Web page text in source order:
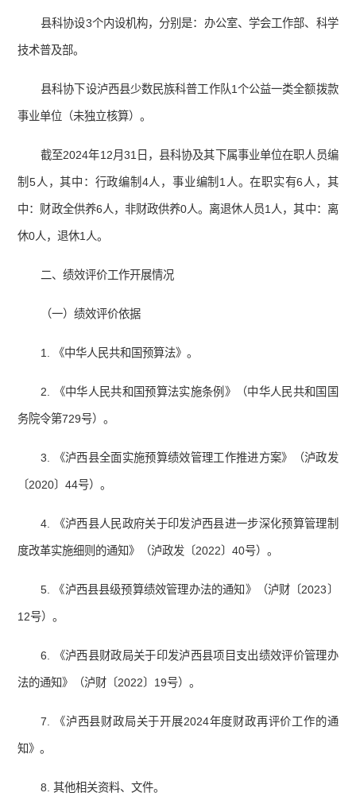
县科协设3个内设机构，分别是：办公室、学会工作部、科学
技术普及部。
县科协下设泸西县少数民族科普工作队1个公益一类全额拨款
事业单位（未独立核算）。
截至2024年12月31日，县科协及其下属事业单位在职人员编
制5人，其中：行政编制4人，事业编制1人。在职实有6人，其
中：财政全供养6人，非财政供养0人。离退休人员1人，其中：离
休0人，退休1人。
二、绩效评价工作开展情况
（一）绩效评价依据
1. 《中华人民共和国预算法》。
2. 《中华人民共和国预算法实施条例》（中华人民共和国国
务院令第729号）。
3. 《泸西县全面实施预算绩效管理工作推进方案》（泸政发
〔2020〕44号）。
4. 《泸西县人民政府关于印发泸西县进一步深化预算管理制
度改革实施细则的通知》（泸政发〔2022〕40号）。
5. 《泸西县县级预算绩效管理办法的通知》（泸财〔2023〕
12号）。
6. 《泸西县财政局关于印发泸西县项目支出绩效评价管理办
法的通知》（泸财〔2022〕19号）。
7. 《泸西县财政局关于开展2024年度财政再评价工作的通
知》。
8. 其他相关资料、文件。